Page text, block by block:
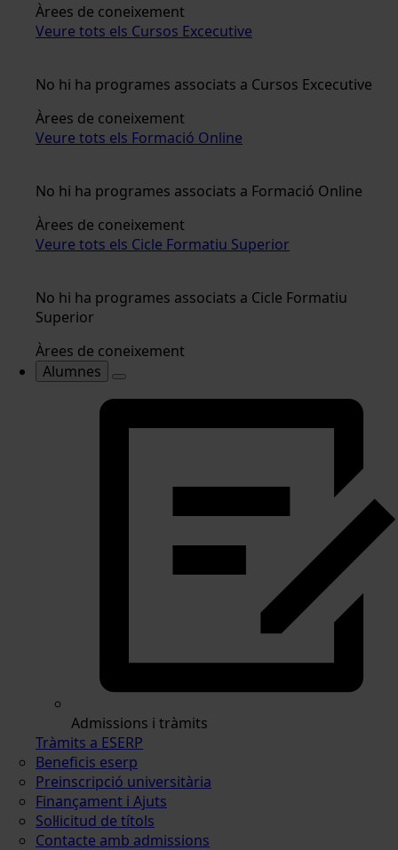
Àrees de coneixement
Veure tots els Cursos Excecutive
No hi ha programes associats a Cursos Excecutive
Àrees de coneixement
Veure tots els Formació Online
No hi ha programes associats a Formació Online
Àrees de coneixement
Veure tots els Cicle Formatiu Superior
No hi ha programes associats a Cicle Formatiu
Superior
Àrees de coneixement
Alumnes
Admissions i tràmits
Tràmits a ESERP
Beneficis eserp
Preinscripció universitària
Finançament i Ajuts
Sol·licitud de títols
Contacte amb admissions